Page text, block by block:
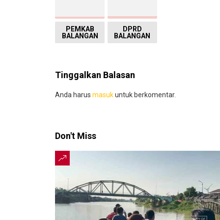
PEMKAB
BALANGAN
DPRD
BALANGAN
Tinggalkan Balasan
Anda harus masukuntuk berkomentar.
Don't Miss